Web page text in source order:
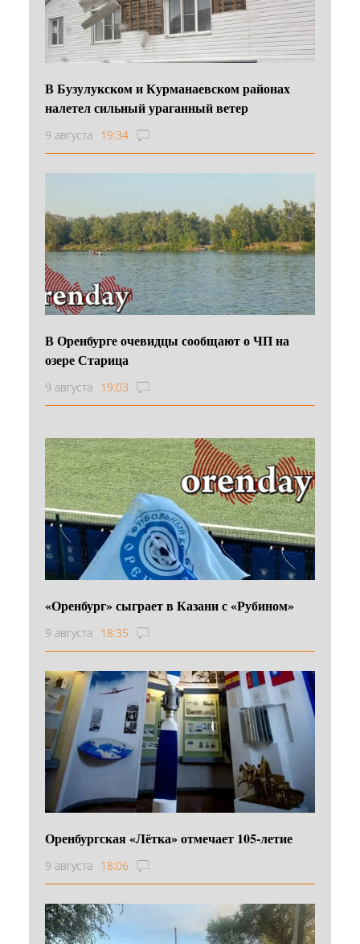
В Бузулукском и Курманаевском районах
налетел сильный ураганный ветер
9 августа 19:34
В Оренбурге очевидцы сообщают о ЧП на
озере Старица
9 августа 19:03
«Оренбург» сыграет в Казани с «Рубином»
9 августа 18:35
Оренбургская «Лётка» отмечает 105-летие
9 августа 18:06